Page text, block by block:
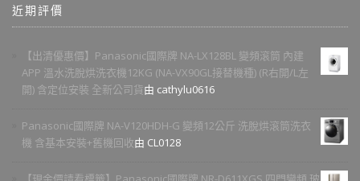
近期評價
【出清優惠價】Panasonic國際牌 NA-LX128BL 變頻滾筒 內建
APP 溫水洗脫烘洗衣機12KG (NA-VX90GL接替機種) (R右開/L左
開) 含定位安裝 全新公司貨由 cathylu0616
Panasonic國際牌 NA-V120HDH-G 變頻12公斤 洗脫烘滾筒洗衣
機 含基本安裝+舊機回收由 CL0128